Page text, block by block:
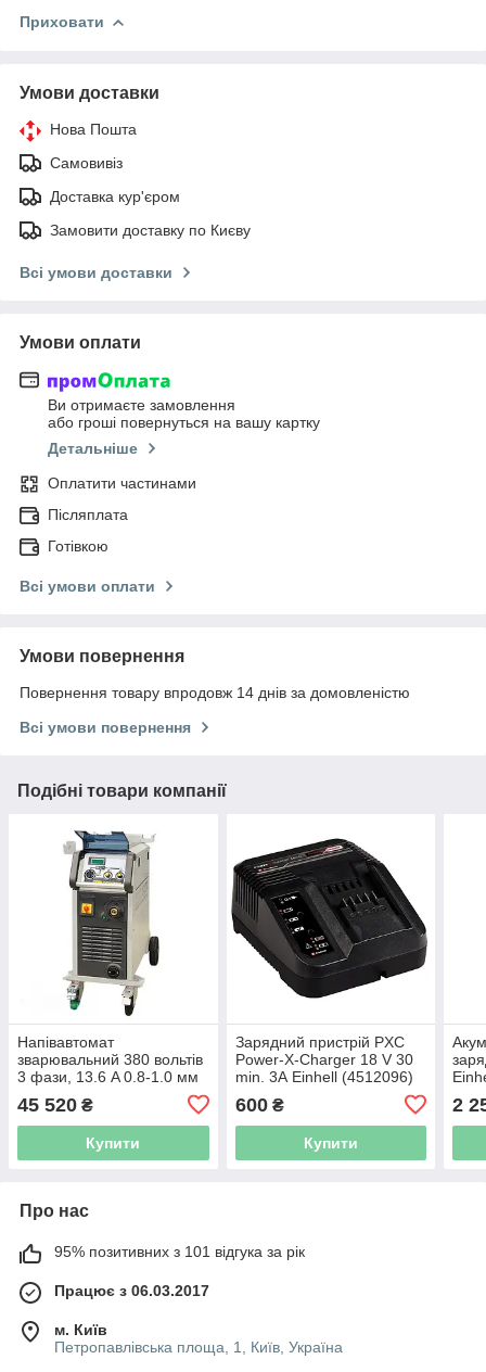
Приховати
Умови доставки
Нова Пошта
Самовивіз
Доставка кур'єром
Замовити доставку по Києву
Всі умови доставки
Умови оплати
Ви отримаєте замовлення
або гроші повернуться на вашу картку
Детальніше
Оплатити частинами
Післяплата
Готівкою
Всі умови оплати
Умови повернення
Повернення товару впродовж 14 днів за домовленістю
Всі умови повернення
Подібні товари компанії
Напівавтомат
зварювальний 380 вольтів
3 фази, 13.6 A 0.8-1.0 мм
45 520 ₴
Купити
Зарядний пристрій PXC
Power-X-Charger 18 V 30
min. 3А Einhell (4512096)
600₴
Купити
2
Про нас
95% позитивних з 101 відгука за рік
Працює з 06.03.2017
м. Київ
Петропавлівська площа, 1, Київ, Україна